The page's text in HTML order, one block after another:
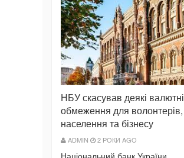
НБУ скасував деякі валютні
обмеження для волонтерів,
населення та бізнесу
ADMIN 2 РОКИ AGO
Національний банк України